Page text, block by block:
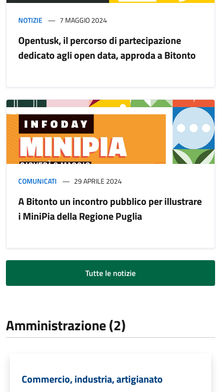
NOTIZIE 7 MAGGIO 2024
Opentusk, il percorso di partecipazione
dedicato agli open data, approda a Bitonto
COMUNICATI 29 APRILE 2024
A Bitonto un incontro pubblico per illustrare
i MiniPia della Regione Puglia
Tutte le notizie
Amministrazione (2)
Commercio, industria, artigianato